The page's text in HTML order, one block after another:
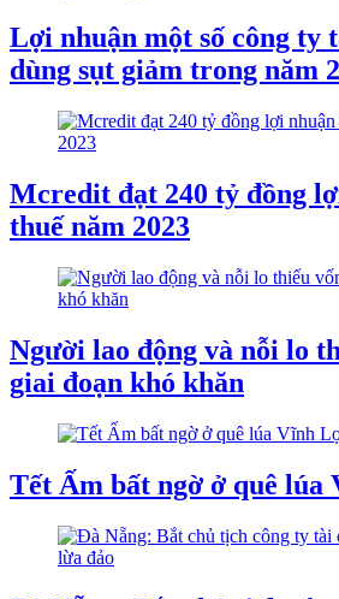
Lợi nhuận một số công ty
dùng sụt giảm trong năm
Mcredit đạt 240 tỷ đồng
thuế năm 2023
Người lao động và nỗi lo
giai đoạn khó khăn
Tết Ấm bất ngờ ở quê lúa